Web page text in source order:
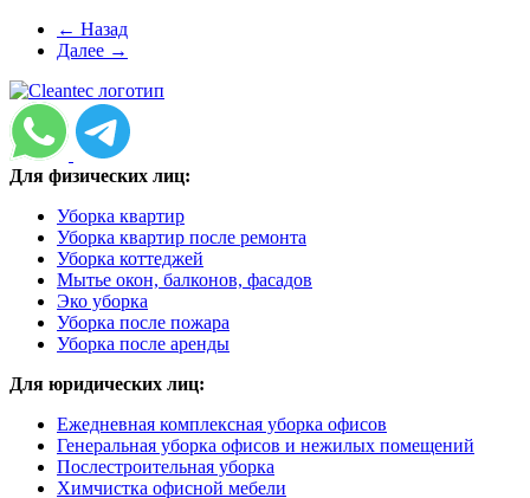
← Назад
Далее →
Для физических лиц:
Уборка квартир
Уборка квартир после ремонта
Уборка коттеджей
Мытье окон, балконов, фасадов
Эко уборка
Уборка после пожара
Уборка после аренды
Для юридических лиц:
Ежедневная комплексная уборка офисов
Генеральная уборка офисов и нежилых помещений
Послестроительная уборка
Химчистка офисной мебели